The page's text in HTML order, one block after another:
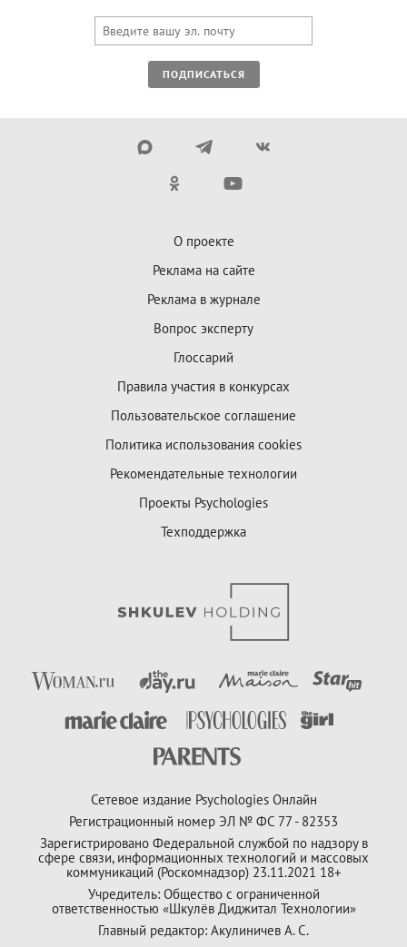
ПОДПИСАТЬСЯ
О проекте
Реклама на сайте
Реклама в журнале
Вопрос эксперту
Глоссарий
Правила участия в конкурсах
Пользовательское соглашение
Политика использования cookies
Рекомендательные технологии
Проекты Psychologies
Техподдержка
Сетевое издание Psychologies Онлайн
Регистрационный номер ЭЛ № ФС 77 - 82353
Зарегистрировано Федеральной службой по надзору в
сфере связи, информационных технологий и массовых
коммуникаций (Роскомнадзор) 23.11.2021 18+
Учредитель: Общество с ограниченной
ответственностью «Шкулёв Диджитал Технологии»
Главный редактор: Акулиничев А. С.